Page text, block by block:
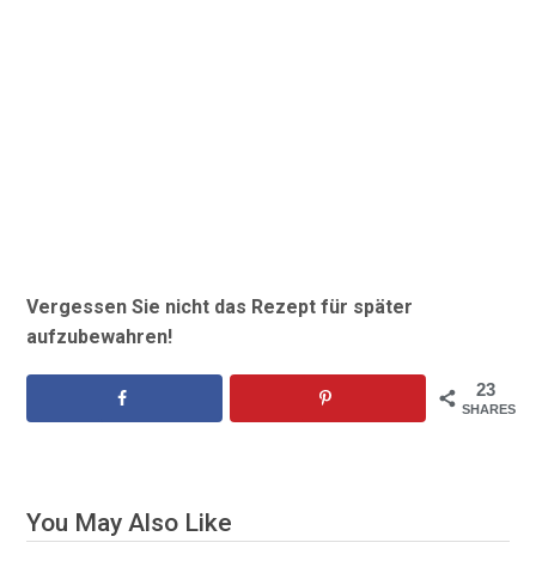
Vergessen Sie nicht das Rezept für später
aufzubewahren!
23
SHARES
You May Also Like